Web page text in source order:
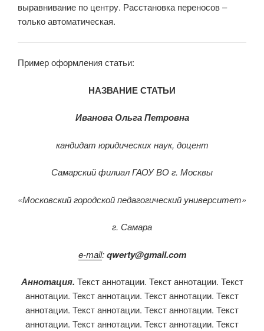
выравнивание по центру. Расстановка переносов –
только автоматическая.
Пример оформления статьи:
НАЗВАНИЕ СТАТЬИ
Иванова Ольга Петровна
кандидат юридических наук, доцент
Самарский филиал ГАОУ ВО г. Москвы
«Московский городской педагогический университет»
г. Самара
e-mail:qwerty@gmail.com
Аннотация. Текст аннотации. Текст аннотации. Текст
аннотации. Текст аннотации. Текст аннотации. Текст
аннотации. Текст аннотации. Текст аннотации. Текст
аннотации. Текст аннотации. Текст аннотации. Текст